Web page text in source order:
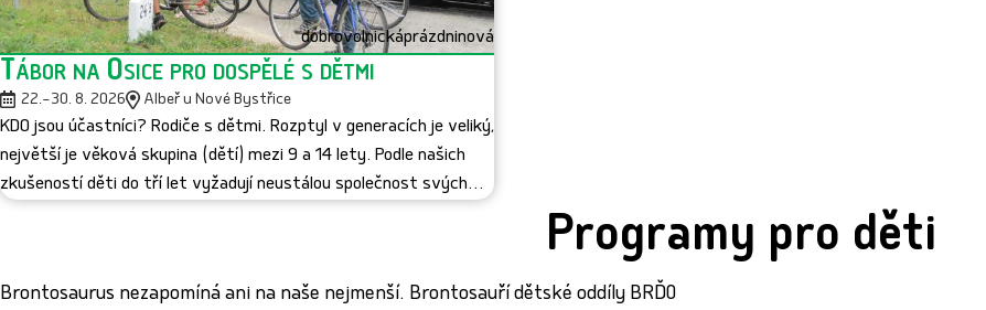
dobrovolnickáprázdninová
Tábor na Osice pro dospělé s dětmi
22.–30. 8. 2026 Albeř u Nové Bystřice
KDO jsou účastníci? Rodiče s dětmi. Rozptyl v generacích je veliký,
největší je věková skupina (dětí) mezi 9 a 14 lety. Podle našich
zkušeností děti do tří let vyžadují neustálou společnost svých…
Programy pro děti
Brontosaurus nezapomíná ani na naše nejmenší. Brontosauří dětské oddíly BRĎO